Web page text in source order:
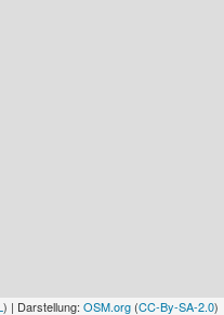
) | Darstellung: OSM.org (CC-By-SA-2.0)